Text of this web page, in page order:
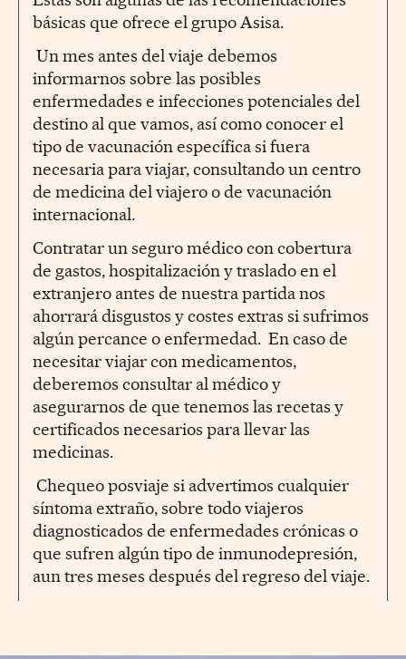
básicas que ofrece el grupo Asisa.
Un mes antes del viaje debemos
informarnos sobre las posibles
enfermedades e infecciones potenciales del
destino al que vamos, así como conocer el
tipo de vacunación específica si fuera
necesaria para viajar, consultando un centro
de medicina del viajero o de vacunación
internacional.
Contratar un seguro médico con cobertura
de gastos, hospitalización y traslado en el
extranjero antes de nuestra partida nos
ahorrará disgustos y costes extras si sufrimos
algún percance o enfermedad. En caso de
necesitar viajar con medicamentos,
deberemos consultar al médico y
asegurarnos de que tenemos las recetas y
certificados necesarios para llevar las
medicinas.
Chequeo posviaje si advertimos cualquier
síntoma extraño, sobre todo viajeros
diagnosticados de enfermedades crónicas o
que sufren algún tipo de inmunodepresión,
aun tres meses después del regreso del viaje.